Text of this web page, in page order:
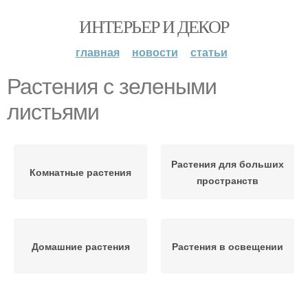
ИНТЕРЬЕР И ДЕКОР
главная новости статьи
Растения с зелеными
листьями
Комнатные растения
Растения для больших
пространств
Домашние растения Растения в освещении